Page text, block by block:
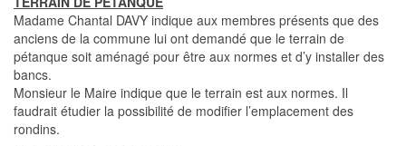
Madame Chantal DAVY indique aux membres présents que des
anciens de la commune lui ont demandé que le terrain de
pétanque soit aménagé pour être aux normes et d’y installer des
bancs.
Monsieur le Maire indique que le terrain est aux normes. Il
faudrait étudier la possibilité de modifier l’emplacement des
rondins.